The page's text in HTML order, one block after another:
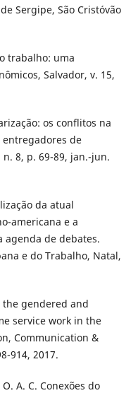
Sergipe, São Cristóvão
trabalho: uma
Salvador, v. 15,
os conflitos na
de
8, p. 69-89, jan.-jun.
da atual
americana e a
agenda de debates.
e do Trabalho, Natal,
the gendered and
service work in the
Communication &
914, 2017.
O. A. C. Conexões do